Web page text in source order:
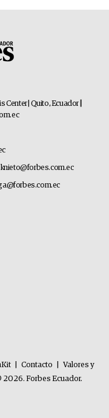
Center | Quito, Ecuador
knieto@forbes.com.ec
Contacto
Valores y
2026. Forbes Ecuador.